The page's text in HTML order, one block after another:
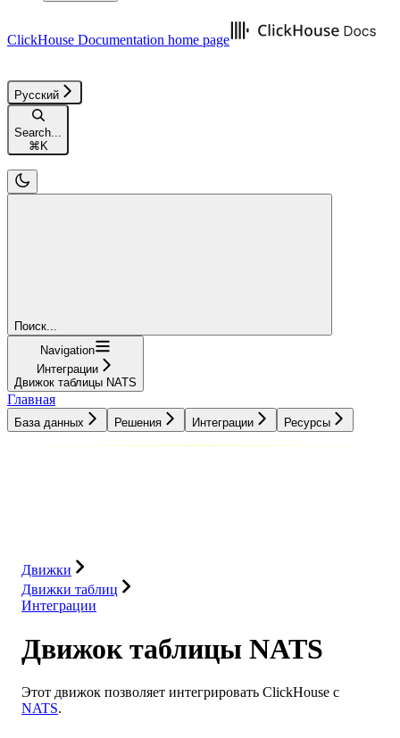
ClickHouse Documentation home page
Русский
Search...
⌘K
Поиск...
Navigation
Интеграции
Движок таблицы NATS
Главная
База данных Решения Интеграции Ресурсы
Движки
Движки таблиц
Интеграции
Движок таблицы NATS
Этот движок позволяет интегрировать ClickHouse с
NATS.